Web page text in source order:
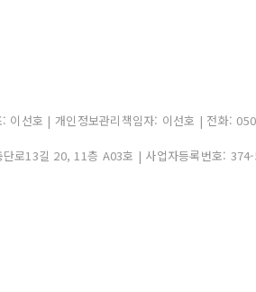
이선호 | 개인정보관리책임자: 이선호 | 전화:
로13길 20, 11층 A03호 | 사업자등록번호: